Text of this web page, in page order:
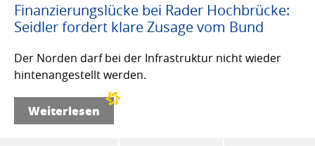
Finanzierungslücke bei Rader Hochbrücke:
Seidler fordert klare Zusage vom Bund
Der Norden darf bei der Infrastruktur nicht wieder
hintenangestellt werden.
Weiterlesen